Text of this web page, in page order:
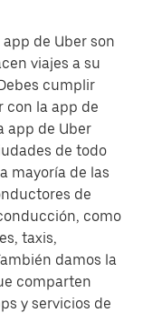
de Uber son
viajes a su
cumplir
con la app de
app de Uber
de todo
mayoría de las
de
como
taxis,
damos la
comparten
y servicios de